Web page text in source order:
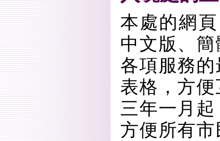
本處的網
中文版、
各項服務
表格，方
三年一月
方便所有